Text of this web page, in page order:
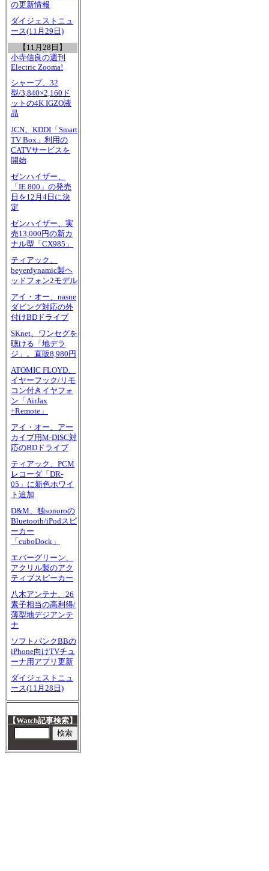
の更新情報
ダイジェストニュ
ース(11月29日)
【11月28日】
小寺信良の週刊
Electric Zooma!
シャープ、32
型/3,840×2,160ド
ットの4K IGZO液
晶
JCN、KDDI「Smart
TV Box」利用の
CATVサービスを
開始
ゼンハイザー、
「IE 800」の発売
日を12月4日に決
定
ゼンハイザー、実
売13,000円の新カ
ナル型「CX985」
ティアック、
beyerdynamic製ヘ
ッドフォン2モデル
アイ・オー、nasne
ダビング対応の外
付けBDドライブ
SKnet、ワンセグを
聴ける「地デラ
ジ」。直販8,980円
ATOMIC FLOYD、
イヤーフック/リモ
コン付きイヤフォ
ン「AirJax
+Remote」
アイ・オー、アー
カイブ用M-DISC対
応のBDドライブ
ティアック、PCM
レコーダ「DR-
05」に新色ホワイ
ト追加
D&M、独sonoroの
Bluetooth/iPodスピ
ーカー
「cuboDock」
エバーグリーン、
アクリル製のアク
ティブスピーカー
八木アンテナ、26
素子相当の高利得/
薄型地デジアンテ
ナ
ソフトバンクBBの
iPhone向けTVチュ
ーナ用アプリ更新
ダイジェストニュ
ース(11月28日)
【Watch記事検索】